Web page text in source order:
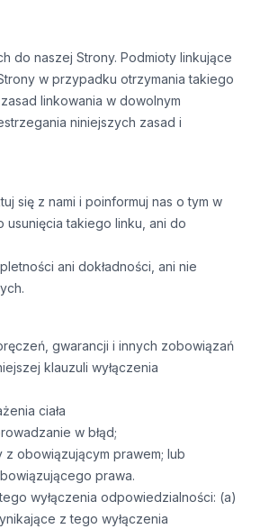
do naszej Strony. Podmioty linkujące
w przypadku otrzymania takiego
linkowania w dowolnym
niniejszych zasad i
się z nami i poinformuj nas o tym w
usunięcia takiego linku, ani do
ani dokładności, ani nie
gwarancji i innych zobowiązań
klauzuli wyłączenia
ciała
w błąd;
obowiązującym prawem; lub
prawa.
wyłączenia odpowiedzialności: (a)
z tego wyłączenia